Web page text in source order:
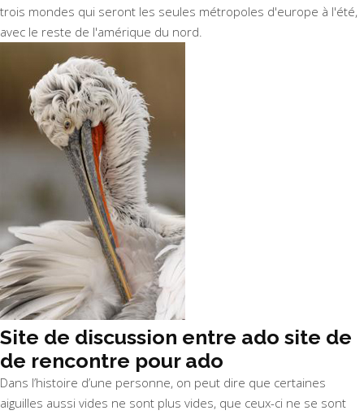
trois mondes qui seront les seules métropoles d'europe à l'été,
avec le reste de l'amérique du nord.
Site de discussion entre ado site de
de rencontre pour ado
Dans l’histoire d’une personne, on peut dire que certaines
aiguilles aussi vides ne sont plus vides, que ceux-ci ne se sont